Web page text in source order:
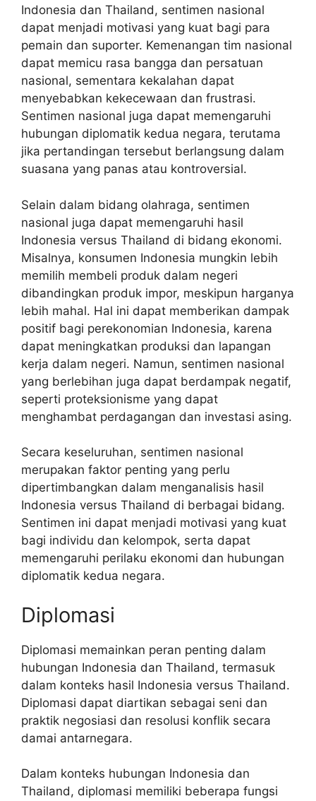
Indonesia dan Thailand, sentimen nasional
dapat menjadi motivasi yang kuat bagi para
pemain dan suporter. Kemenangan tim nasional
dapat memicu rasa bangga dan persatuan
nasional, sementara kekalahan dapat
menyebabkan kekecewaan dan frustrasi.
Sentimen nasional juga dapat memengaruhi
hubungan diplomatik kedua negara, terutama
jika pertandingan tersebut berlangsung dalam
suasana yang panas atau kontroversial.
Selain dalam bidang olahraga, sentimen
nasional juga dapat memengaruhi hasil
Indonesia versus Thailand di bidang ekonomi.
Misalnya, konsumen Indonesia mungkin lebih
memilih membeli produk dalam negeri
dibandingkan produk impor, meskipun harganya
lebih mahal. Hal ini dapat memberikan dampak
positif bagi perekonomian Indonesia, karena
dapat meningkatkan produksi dan lapangan
kerja dalam negeri. Namun, sentimen nasional
yang berlebihan juga dapat berdampak negatif,
seperti proteksionisme yang dapat
menghambat perdagangan dan investasi asing.
Secara keseluruhan, sentimen nasional
merupakan faktor penting yang perlu
dipertimbangkan dalam menganalisis hasil
Indonesia versus Thailand di berbagai bidang.
Sentimen ini dapat menjadi motivasi yang kuat
bagi individu dan kelompok, serta dapat
memengaruhi perilaku ekonomi dan hubungan
diplomatik kedua negara.
Diplomasi
Diplomasi memainkan peran penting dalam
hubungan Indonesia dan Thailand, termasuk
dalam konteks hasil Indonesia versus Thailand.
Diplomasi dapat diartikan sebagai seni dan
praktik negosiasi dan resolusi konflik secara
damai antarnegara.
Dalam konteks hubungan Indonesia dan
Thailand, diplomasi memiliki beberapa fungsi